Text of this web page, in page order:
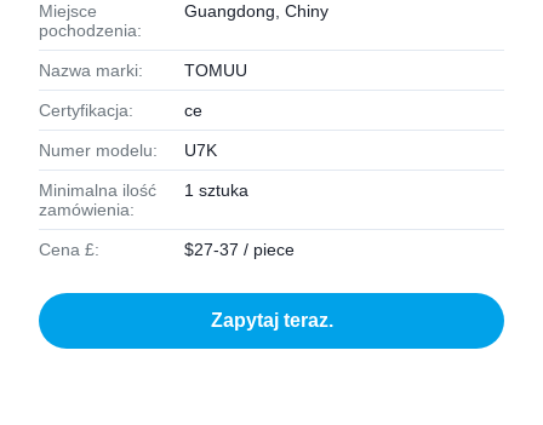
Miejsce
pochodzenia:
Guangdong, Chiny
Nazwa marki: TOMUU
Certyfikacja: ce
Numer modelu: U7K
Minimalna ilość
zamówienia:
1 sztuka
Cena £: $27-37 / piece
Zapytaj teraz.